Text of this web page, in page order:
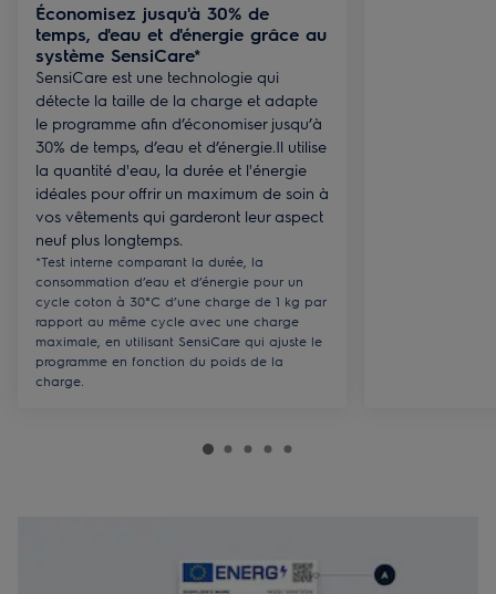
Économisez jusqu'à 30% de
temps, d'eau et d'énergie grâce au
système SensiCare*
SensiCare est une technologie qui
détecte la taille de la charge et adapte
le programme afin d’économiser jusqu’à
30% de temps, d’eau et d’énergie.Il utilise
la quantité d'eau, la durée et l'énergie
idéales pour offrir un maximum de soin à
vos vêtements qui garderont leur aspect
neuf plus longtemps.
*Test interne comparant la durée, la
consommation d’eau et d’énergie pour un
cycle coton à 30°C d’une charge de 1 kg par
rapport au même cycle avec une charge
maximale, en utilisant SensiCare qui ajuste le
programme en fonction du poids de la
charge.